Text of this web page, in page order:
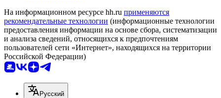
На информационном ресурсе hh.ru применяются
рекомендательные технологии (информационные технологии
предоставления информации на основе сбора, систематизации
и анализа сведений, относящихся к предпочтениям
пользователей сети «Интернет», находящихся на территории
Российской Федерации)
Русский